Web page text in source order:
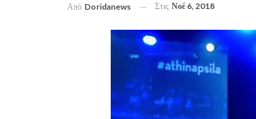
Από Doridanews Στις Νοέ 6, 2018